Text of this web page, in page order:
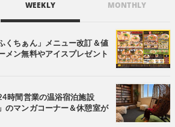
WEEKLY MONTHLY
くちぁん」メニュー改訂＆値
メン無料やアイスプレゼント
時間営業の温浴宿泊施設
のマンガコーナー＆休憩室が